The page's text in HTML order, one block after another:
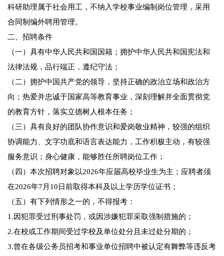
科研助理属于社会用工，不纳入学校事业编制岗位管理，采用
合同制编外聘用管理。
二、招聘条件
（一）具有中华人民共和国国籍；拥护中华人民共和国宪法和
法律法规，品行端正，遵纪守法；
（二）拥护中国共产党的领导，坚持正确的政治立场和政治方
向；热爱并忠诚于国家高等教育事业，深刻理解并全面贯彻党
的教育方针，落实立德树人根本任务；
（三）具有良好的团队协作意识和爱岗敬业精神，较强的组织
协调能力、文字功底和语言表达能力，工作积极主动，有较强
服务意识；身心健康，能够胜任所聘岗位工作；
（四）本次招聘对象以2026年应届高校毕业生为主；应聘者须
在2026年7月10日前取得本科及以上学历学位证书；
（五）有下列情形之一的，不得报考：
1.因犯罪受过刑事处罚，或因涉嫌犯罪采取强制措施的；
2.在校或工作期间受过学校及单位处分且未过处分期的；
3.曾在各级公务员招考和事业单位招聘中被认定有舞弊等违反考